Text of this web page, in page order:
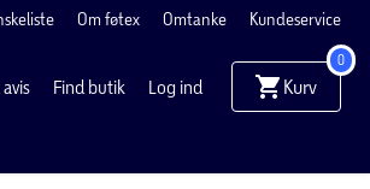
Om føtex Omtanke Kundeservice
Find butik Log ind Kurv
0